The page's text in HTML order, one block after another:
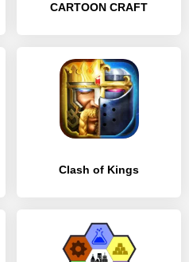
CARTOON CRAFT
Clash of Kings